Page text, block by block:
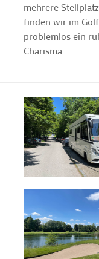
mehrere
finden wir im
problemlos ein
Charisma.